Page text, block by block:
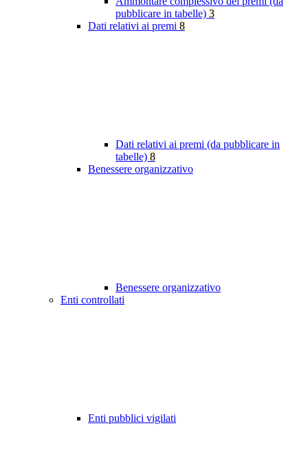
pubblicare in tabelle) 3
Dati relativi ai premi 8
Dati relativi ai premi (da pubblicare in
tabelle) 8
Benessere organizzativo
Benessere organizzativo
Enti controllati
Enti pubblici vigilati